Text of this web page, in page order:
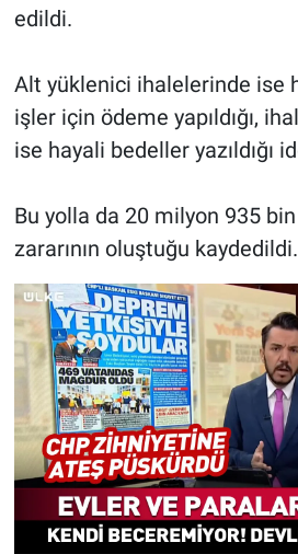
edildi.
Alt yüklenici ihalelerinde ise
işler için ödeme yapıldığı,
ise hayali bedeller yazıldığı
Bu yolla da 20 milyon 935
zararının oluştuğu kaydedildi.